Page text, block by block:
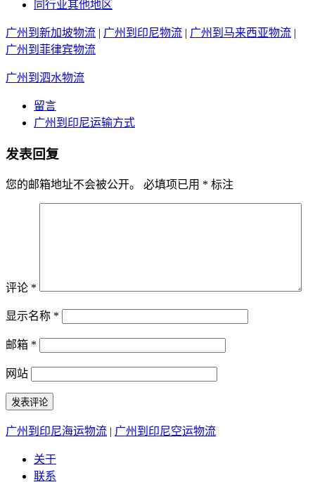
同行业其他地区
广州到新加坡物流 | 广州到印尼物流 | 广州到马来西亚物流 |
广州到菲律宾物流
广州到泗水物流
留言
广州到印尼运输方式
发表回复
您的邮箱地址不会被公开。 必填项已用 * 标注
评论 *
显示名称 *
邮箱 *
网站
广州到印尼海运物流 | 广州到印尼空运物流
关于
联系